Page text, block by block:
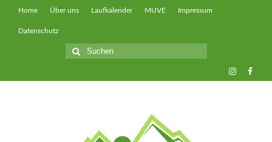
Home Über uns Laufkalender MUVE Impressum
Datenschutz
Suche
nach: